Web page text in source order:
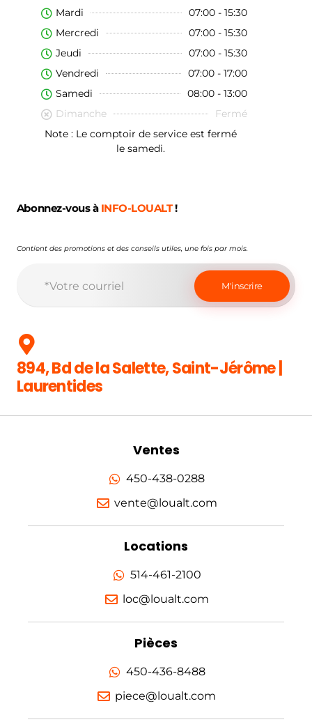
Mardi
07:00 - 15:30
Mercredi
07:00 - 15:30
Jeudi
07:00 - 15:30
Vendredi
07:00 - 17:00
Samedi
08:00 - 13:00
Dimanche
Fermé
Note : Le comptoir de service est fermé
le samedi.
Abonnez-vous à INFO-LOUALT!
Contient des promotions et des conseils utiles, une fois par mois.
894, Bd de la Salette, Saint-Jérôme |
Laurentides
Ventes
450-438-0288
vente@loualt.com
Locations
514-461-2100
loc@loualt.com
Pièces
450-436-8488
piece@loualt.com